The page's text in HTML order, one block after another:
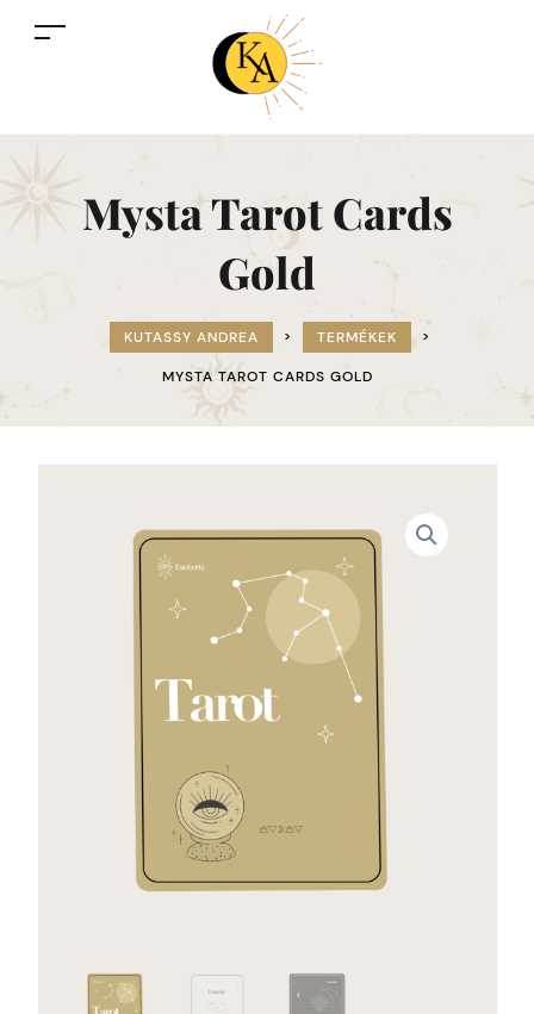
Mysta Tarot Cards
Gold
KUTASSY ANDREA > TERMÉKEK >
MYSTA TAROT CARDS GOLD